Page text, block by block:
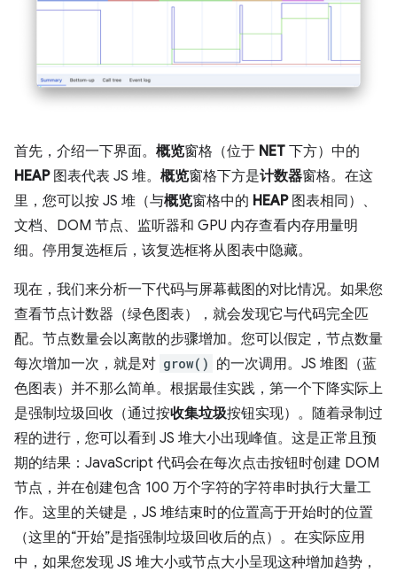
首先，介绍一下界面。 概览窗格（位于 NET 下方）中的
HEAP图表代表 JS 堆。 概览窗格下方是计数器窗格。在这
里，您可以按 JS 堆（与概览窗格中的 HEAP图表相同）、
文档、DOM 节点、监听器和 GPU 内存查看内存用量明
细。停用复选框后，该复选框将从图表中隐藏。
现在，我们来分析一下代码与屏幕截图的对比情况。如果您
查看节点计数器（绿色图表），就会发现它与代码完全匹
配。节点数量会以离散的步骤增加。您可以假定，节点数量
每次增加一次，就是对 grow() 的一次调用。JS 堆图（蓝
色图表）并不那么简单。根据最佳实践，第一个下降实际上
是强制垃圾回收（通过按收集垃圾按钮实现）。随着录制过
程的进行，您可以看到 JS 堆大小出现峰值。这是正常且预
期的结果：JavaScript 代码会在每次点击按钮时创建 DOM
节点，并在创建包含 100 万个字符的字符串时执行大量工
作。这里的关键是，JS 堆结束时的位置高于开始时的位置
（这里的“开始”是指强制垃圾回收后的点）。在实际应用
中，如果您发现 JS 堆大小或节点大小呈现这种增加趋势，